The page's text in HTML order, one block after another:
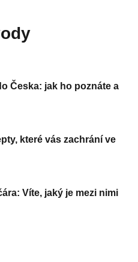
Česka: jak ho poznáte a
které vás zachrání ve
Víte, jaký je mezi nimi